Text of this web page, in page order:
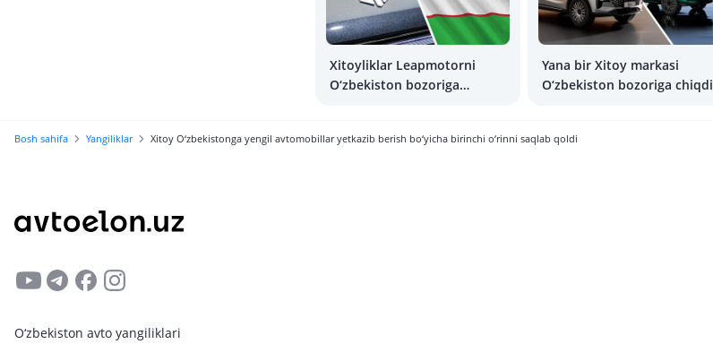
Xitoyliklar Leapmotorni
O‘zbekiston bozoriga
Yana bir Xitoy markasi
O‘zbekiston bozoriga chiqdi
Bosh sahifa Yangiliklar Xitoy O‘zbekistonga yengil avtomobillar yetkazib berish bo‘yicha birinchi o‘rinni saqlab qoldi
O‘zbekiston avto yangiliklari